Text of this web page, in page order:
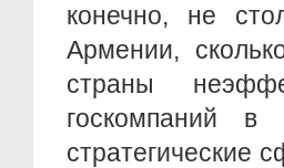
конечно, не
Армении,
страны
госкомпаний
стратегические